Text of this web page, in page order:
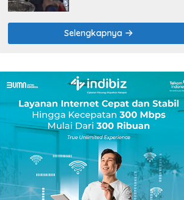
Selengkapnya